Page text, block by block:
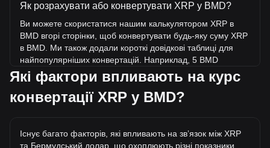
Як розрахувати або конвертувати XRP у BMD?
Ви можете скористатися нашим калькулятором XRP в
BMD вгорі сторінки, щоб конвертувати будь-яку суму XRP
в BMD. Ми також додали короткі довідкові таблиці для
найпопулярніших конвертацій. Наприклад, 5 BMD
еквівалентні 4.8 XRP, а 5 XRP коштуватимуть близько
5.21BMD.
Яка найвища ціна XRP/BMD в історії?
Ще невідомо, чи перевищить вартість 1 XRP у BMD
Які фактори впливають на курс
конвертації XRP у BMD?
Існує багато факторів, які впливають на звʼязок між XRP
та Бермудський долар, що охоплюють різні показники,